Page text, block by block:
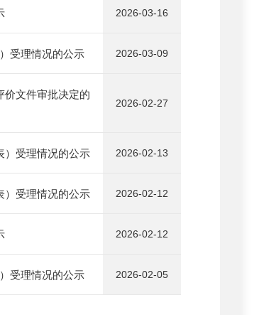
2026-03-16
受理情况的公示 2026-03-09
价文件审批决定的
2026-02-27
）受理情况的公示 2026-02-13
）受理情况的公示 2026-02-12
2026-02-12
受理情况的公示 2026-02-05